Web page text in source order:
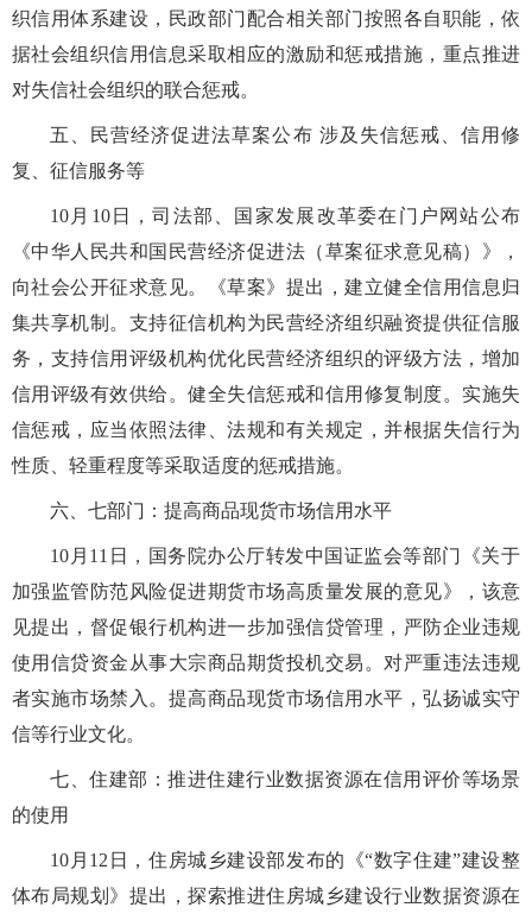
织信用体系建设，民政部门配合相关部门按照各自职能，依
据社会组织信用信息采取相应的激励和惩戒措施，重点推进
对失信社会组织的联合惩戒。
五、民营经济促进法草案公布 涉及失信惩戒、信用修
复、征信服务等
10月10日，司法部、国家发展改革委在门户网站公布
《中华人民共和国民营经济促进法（草案征求意见稿）》，
向社会公开征求意见。《草案》提出，建立健全信用信息归
集共享机制。支持征信机构为民营经济组织融资提供征信服
务，支持信用评级机构优化民营经济组织的评级方法，增加
信用评级有效供给。健全失信惩戒和信用修复制度。实施失
信惩戒，应当依照法律、法规和有关规定，并根据失信行为
性质、轻重程度等采取适度的惩戒措施。
六、七部门：提高商品现货市场信用水平
10月11日，国务院办公厅转发中国证监会等部门《关于
加强监管防范风险促进期货市场高质量发展的意见》，该意
见提出，督促银行机构进一步加强信贷管理，严防企业违规
使用信贷资金从事大宗商品期货投机交易。对严重违法违规
者实施市场禁入。提高商品现货市场信用水平，弘扬诚实守
信等行业文化。
七、住建部：推进住建行业数据资源在信用评价等场景
的使用
10月12日，住房城乡建设部发布的《“数字住建”建设整
体布局规划》提出，探索推进住房城乡建设行业数据资源在